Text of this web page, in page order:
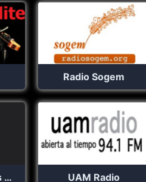
Radio Sogem
Roca FM Clasicos Mexico UAM Radio